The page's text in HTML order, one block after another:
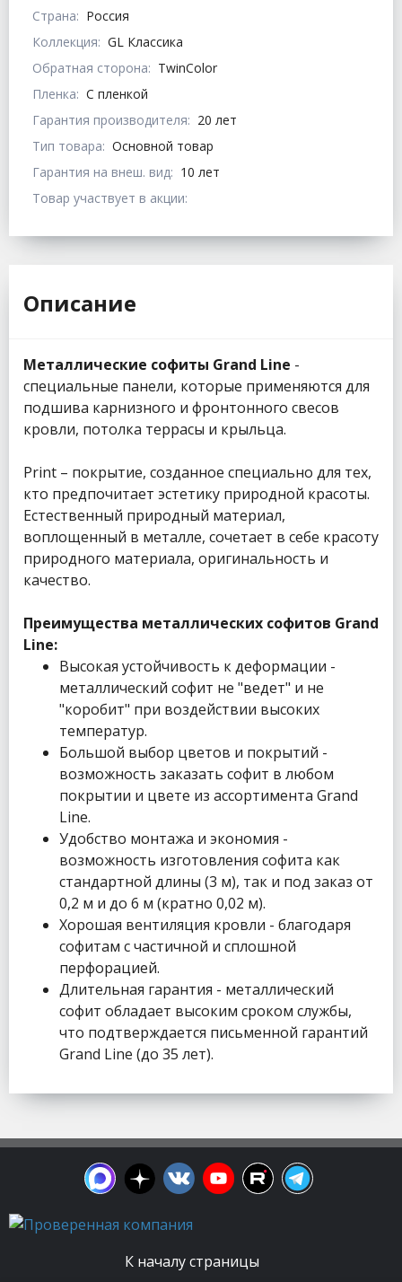
Страна: Россия
Коллекция: GL Классика
Обратная сторона: TwinColor
Пленка: С пленкой
Гарантия производителя: 20 лет
Тип товара: Основной товар
Гарантия на внеш. вид: 10 лет
Товар участвует в акции:
Описание
Металлические софиты Grand Line -
специальные панели, которые применяются для
подшива карнизного и фронтонного свесов
кровли, потолка террасы и крыльца.
Print – покрытие, созданное специально для тех,
кто предпочитает эстетику природной красоты.
Естественный природный материал,
воплощенный в металле, сочетает в себе красоту
природного материала, оригинальность и
качество.
Преимущества металлических софитов Grand
Line:
Высокая устойчивость к деформации -
металлический софит не "ведет" и не
"коробит" при воздействии высоких
температур.
Большой выбор цветов и покрытий -
возможность заказать софит в любом
покрытии и цвете из ассортимента Grand
Line.
Удобство монтажа и экономия -
возможность изготовления софита как
стандартной длины (3 м), так и под заказ от
0,2 м и до 6 м (кратно 0,02 м).
Хорошая вентиляция кровли - благодаря
софитам с частичной и сплошной
перфорацией.
Длительная гарантия - металлический
софит обладает высоким сроком службы,
что подтверждается письменной гарантий
Grand Line (до 35 лет).
К началу страницы